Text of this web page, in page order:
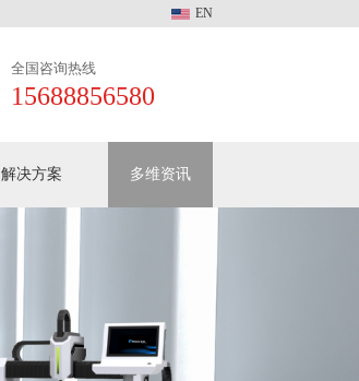
EN
全国咨询热线
15688856580
解决方案 多维资讯
多维动态
客户见证
多维激光中文版全系产
品介绍
关于多维